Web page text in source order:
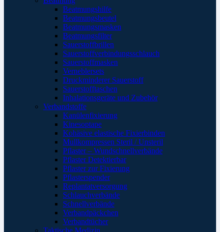
Beatmungshilfe
Beatmungsbeutel
Beatmungsmasken
Beatmungsfilter
Sauerstoffbrillen
Sauerstoffverbindungsschlauch
Sauerstoffmasken
Verneblersets
Druckminderer Sauerstoff
Sauerstofftaschen
Inhalationsgeräte und Zubehör
Verbandstoffe
Kanülenfixierung
Kinesoptape
Kohäsive elastische Fixierbinden
Mullkompressen Steril / Unsteril
Pflaster – Wundschnellverbände
Pflaster Detektierbar
Pflaster zur Fixierung
Pflasterspender
Replantatversorgung
Schlauchverbände
Schnellverbände
Verbandpäckchen
Verbandtücher
Taktische Medizin